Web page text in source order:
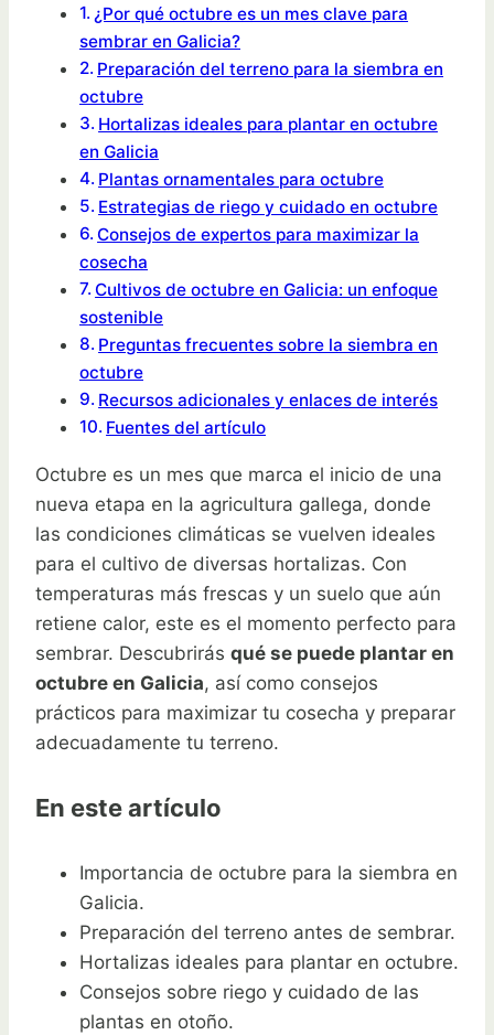
¿Por qué octubre es un mes clave para
sembrar en Galicia?
Preparación del terreno para la siembra en
octubre
Hortalizas ideales para plantar en octubre
en Galicia
Plantas ornamentales para octubre
Estrategias de riego y cuidado en octubre
Consejos de expertos para maximizar la
cosecha
Cultivos de octubre en Galicia: un enfoque
sostenible
Preguntas frecuentes sobre la siembra en
octubre
Recursos adicionales y enlaces de interés
Fuentes del artículo
Octubre es un mes que marca el inicio de una
nueva etapa en la agricultura gallega, donde
las condiciones climáticas se vuelven ideales
para el cultivo de diversas hortalizas. Con
temperaturas más frescas y un suelo que aún
retiene calor, este es el momento perfecto para
sembrar. Descubrirás qué se puede plantar en
octubre en Galicia, así como consejos
prácticos para maximizar tu cosecha y preparar
adecuadamente tu terreno.
En este artículo
Importancia de octubre para la siembra en
Galicia.
Preparación del terreno antes de sembrar.
Hortalizas ideales para plantar en octubre.
Consejos sobre riego y cuidado de las
plantas en otoño.